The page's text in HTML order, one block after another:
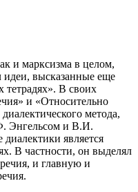
и марксизма в целом,
идеи, высказанные еще
В своих
и «Относительно
метода,
Энгельсом и В.И.
является
В частности, он выделял
и главную и